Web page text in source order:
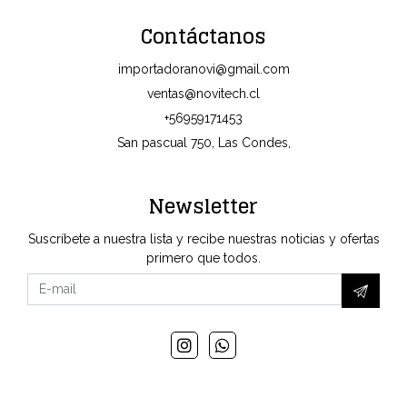
Contáctanos
importadoranovi@gmail.com
ventas@novitech.cl
+56959171453
San pascual 750, Las Condes,
Newsletter
Suscríbete a nuestra lista y recibe nuestras noticias y ofertas
primero que todos.